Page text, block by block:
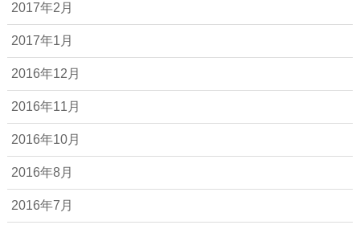
2017年2月
2017年1月
2016年12月
2016年11月
2016年10月
2016年8月
2016年7月